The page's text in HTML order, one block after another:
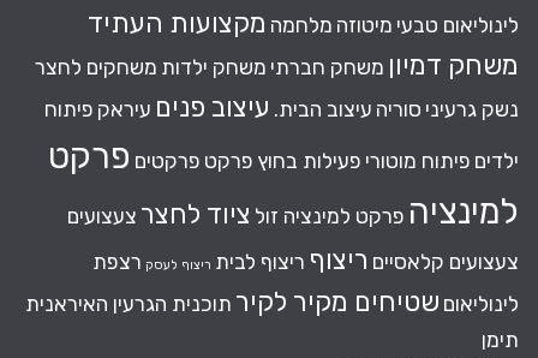
לינוליאום טבעי מיטוזה מלחמה מקצועות העתיד
משחק דמיון משחק חברתי משחק ילדות משחקים לחצר
נשק גרעיני סוריה עיצוב הבית. עיצוב פנים עיראק פיתוח
ילדים פיתוח מוטורי פעילות בחוץ פרקט פרקטים פרקט
למינציה פרקט למינציה זול ציוד לחצר צעצועים
צעצועים קלאסיים ריצוף ריצוף לבית ריצוף לעסק רצפת
לינוליאום שטיחים מקיר לקיר תוכנית הגרעין האיראנית
תימן